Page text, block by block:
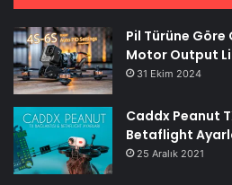
Pil Türüne
Motor Output
31 Ekim 2024
Caddx Peanut
Betaflight
25 Aralık 2021